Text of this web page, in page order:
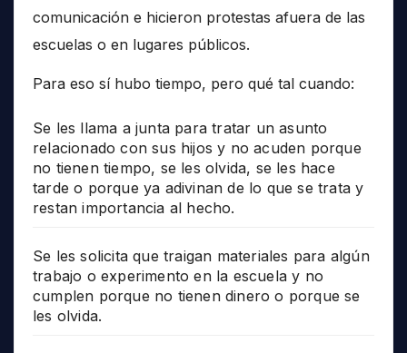
comunicación e hicieron protestas afuera de las
escuelas o en lugares públicos.
Para eso sí hubo tiempo, pero qué tal cuando:
Se les llama a junta para tratar un asunto
relacionado con sus hijos y no acuden porque
no tienen tiempo, se les olvida, se les hace
tarde o porque ya adivinan de lo que se trata y
restan importancia al hecho.
Se les solicita que traigan materiales para algún
trabajo o experimento en la escuela y no
cumplen porque no tienen dinero o porque se
les olvida.